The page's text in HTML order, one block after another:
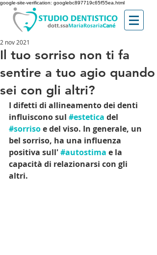
google-site-verification: googlebc897719c65f55ea.html
Il tuo sorriso non ti fa
sentire a tuo agio quando
sei con gli altri?
2 nov 2021
I difetti di allineamento dei denti
influiscono sul #estetica del
#sorriso e del viso. In generale, un
bel sorriso, ha una influenza
positiva sull' #autostima e la
capacità di relazionarsi con gli
altri.